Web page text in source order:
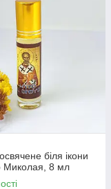
біля ікони
Миколая, 8 мл